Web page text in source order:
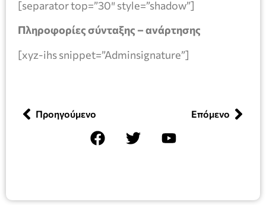
[separator top=”30″ style=”shadow”]
Πληροφορίες σύνταξης – ανάρτησης
[xyz-ihs snippet=”Adminsignature”]
Προηγούμενο Επόμενο